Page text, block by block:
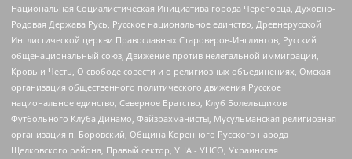
Национальная Социалистическая Инициатива города Череповца, Духовно-
Родовая Держава Русь, Русское национальное единство, Древнерусской
Инглистической церкви Православных Староверов-Инглингов, Русский
общенациональный союз, Движение против нелегальной иммиграции,
Кровь и Честь, О свободе совести и о религиозных объединениях, Омская
организация общественного политического движения Русское
национальное единство, Северное Братство, Клуб Болельщиков
Футбольного Клуба Динамо, Файзрахманисты, Мусульманская религиозная
организация п. Боровский, Община Коренного Русского народа
Щелковского района, Правый сектор, УНА - УНСО, Украинская